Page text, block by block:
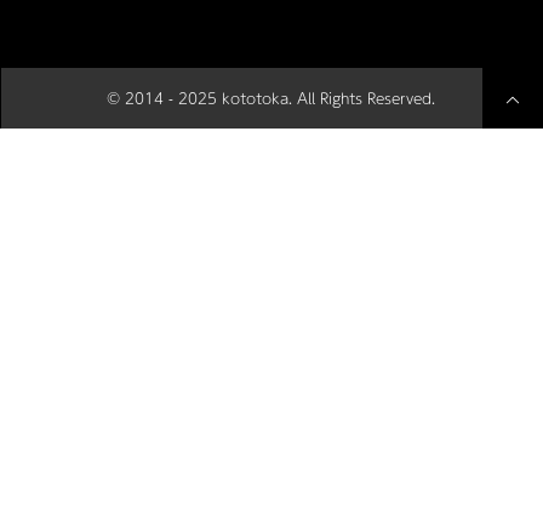
© 2014 - 2025 kototoka. All Rights Reserved.